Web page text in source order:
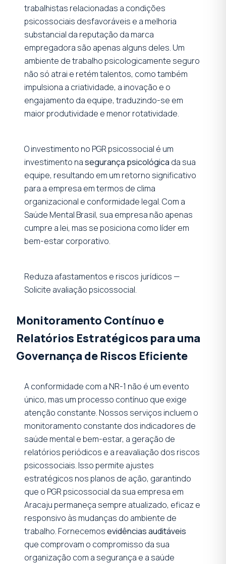
trabalhistas relacionadas a condições
psicossociais desfavoráveis e a melhoria
substancial da reputação da marca
empregadora são apenas alguns deles. Um
ambiente de trabalho psicologicamente seguro
não só atrai e retém talentos, como também
impulsiona a criatividade, a inovação e o
engajamento da equipe, traduzindo-se em
maior produtividade e menor rotatividade.
O investimento no PGR psicossocial é um
investimento nasegurança psicológica da sua
equipe, resultando em um retorno significativo
para a empresa em termos de clima
organizacional e conformidade legal. Com a
Saúde Mental Brasil, sua empresa não apenas
cumpre a lei, mas se posiciona como líder em
bem-estar corporativo.
Reduza afastamentos e riscos jurídicos —
Solicite avaliação psicossocial.
Monitoramento Contínuo e
Relatórios Estratégicos para uma
Governança de Riscos Eficiente
A conformidade com a NR-1 não é um evento
único, mas um processo contínuo que exige
atenção constante. Nossos serviços incluem o
monitoramento constante dos indicadores de
saúde mental e bem-estar, a geração de
relatórios periódicos e a reavaliação dos riscos
psicossociais. Isso permite ajustes
estratégicos nos planos de ação, garantindo
que o PGR psicossocial da sua empresa em
Aracaju permaneça sempre atualizado, eficaz e
responsivo às mudanças do ambiente de
trabalho. Fornecemosevidências auditáveis
que comprovam o compromisso da sua
organização com a segurança e a saúde